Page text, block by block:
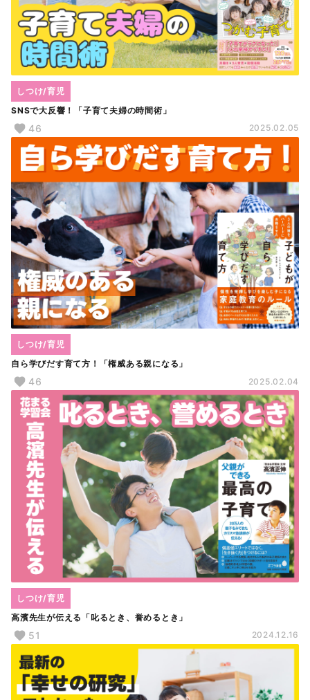
SNSで大反響！「子育て夫婦の時間術」
しつけ/育児
46 2025.02.05
自ら学びだす育て方！「権威ある親になる」
しつけ/育児
46 2025.02.04
高濱先生が伝える「叱るとき、誉めるとき」
しつけ/育児
51 2024.12.16